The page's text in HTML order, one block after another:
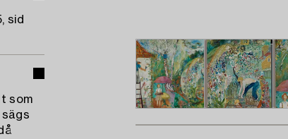
sid
som
sägs